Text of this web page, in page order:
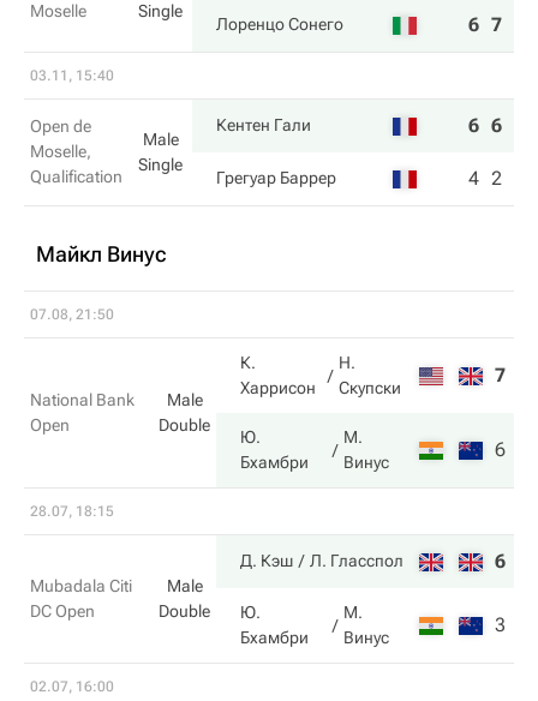
Moselle
Single
Лоренцо Сонего 6 7
03.11, 15:40
Open de
Moselle,
Qualification
Male
Single
Кентен Гали 6 6
Грегуар Баррер 4 2
Майкл Винус
07.08, 21:50
National Bank
Open
Male
Double
К.
Харрисон
Н.
Скупски
7
Ю.
Бхамбри
М.
Винус
6
28.07, 18:15
Mubadala Citi
DC Open
Male
Double
Д. Кэш Л. Гласспол 6
Ю.
Бхамбри
М.
Винус
3
02.07, 16:00